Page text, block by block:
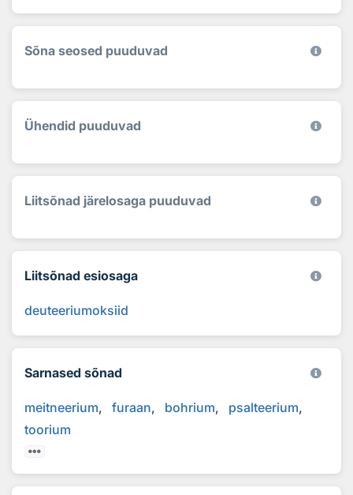
Sõna seosed puuduvad
Ühendid puuduvad
Liitsõnad järelosaga puuduvad
Liitsõnad esiosaga
deuteeriumoksiid
Sarnased sõnad
meitneerium furaan bohrium
psalteerium
toorium